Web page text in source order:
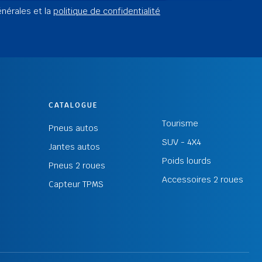
et la politique de confidentialité
CATALOGUE
Pneus autos
Jantes autos
Pneus 2 roues
Capteur TPMS
Tourisme
SUV - 4X4
Poids lourds
Accessoires 2 roues